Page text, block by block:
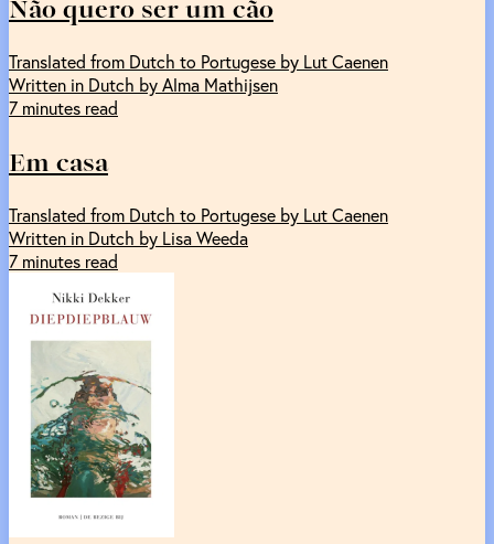
Translated from Dutch to Portugese by Lut Caenen
Written in Dutch by Alma Mathijsen
7 minutes read
Em casa
Translated from Dutch to Portugese by Lut Caenen
Written in Dutch by Lisa Weeda
7 minutes read